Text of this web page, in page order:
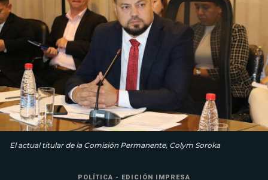
El actual titular de la Comisión Permanente, Colym Soroka
POLÍTICA - EDICIÓN IMPRESA